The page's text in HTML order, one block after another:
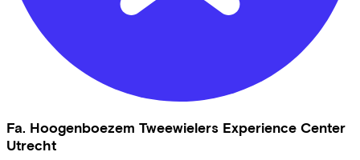
Fa. Hoogenboezem Tweewielers Experience Center
Utrecht